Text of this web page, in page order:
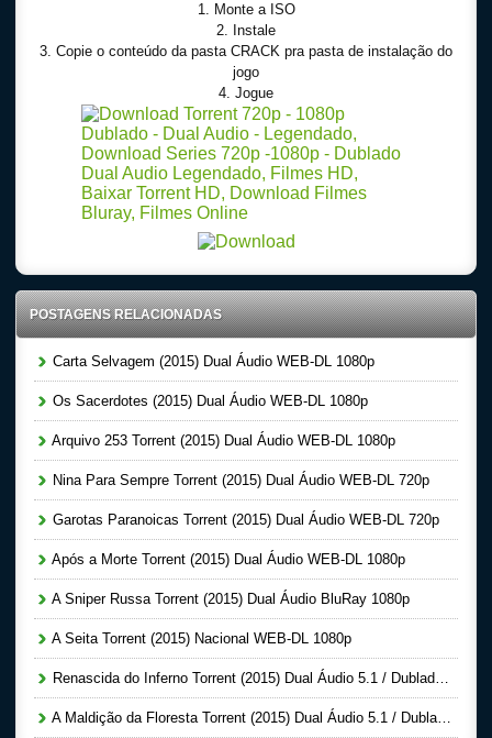
1. Monte a ISO
2. Instale
3. Copie o conteúdo da pasta CRACK pra pasta de instalação do
jogo
4. Jogue
POSTAGENS RELACIONADAS
Carta Selvagem (2015) Dual Áudio WEB-DL 1080p
Os Sacerdotes (2015) Dual Áudio WEB-DL 1080p
Arquivo 253 Torrent (2015) Dual Áudio WEB-DL 1080p
Nina Para Sempre Torrent (2015) Dual Áudio WEB-DL 720p
Garotas Paranoicas Torrent (2015) Dual Áudio WEB-DL 720p
Após a Morte Torrent (2015) Dual Áudio WEB-DL 1080p
A Sniper Russa Torrent (2015) Dual Áudio BluRay 1080p
A Seita Torrent (2015) Nacional WEB-DL 1080p
Renascida do Inferno Torrent (2015) Dual Áudio 5.1 / Dublado BluRay 1080p – Download
A Maldição da Floresta Torrent (2015) Dual Áudio 5.1 / Dublado BluRay 1080p – Download